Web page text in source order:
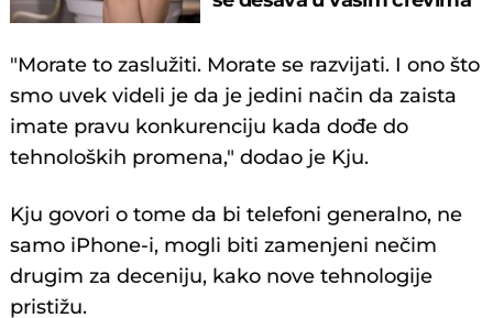
"Morate to zaslužiti. Morate se razvijati. I ono što
smo uvek videli je da je jedini način da zaista
imate pravu konkurenciju kada dođe do
tehnoloških promena," dodao je Kju.
Kju govori o tome da bi telefoni generalno, ne
samo iPhone-i, mogli biti zamenjeni nečim
drugim za deceniju, kako nove tehnologije
pristižu.